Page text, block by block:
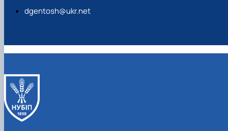
dgentosh@ukr.net